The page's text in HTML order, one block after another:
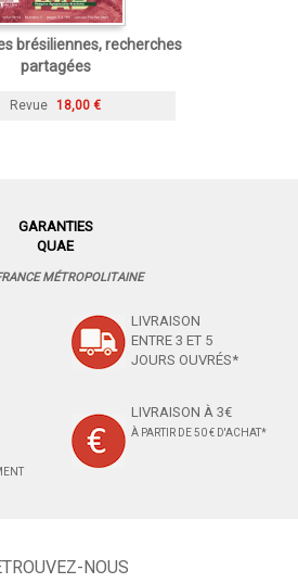
brésiliennes, recherches
partagées
Revue 18,00 €
GARANTIES
QUAE
MÉTROPOLITAINE
LIVRAISON
ENTRE 3 ET 5
JOURS OUVRÉS*
LIVRAISON À 3€
À PARTIR DE 50 € D'ACHAT*
NOUS